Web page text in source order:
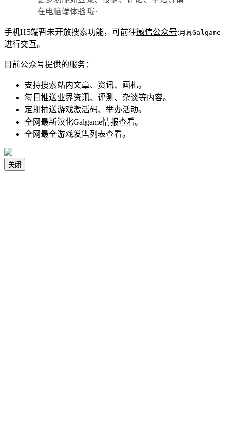
在电脑端体验哦~
手机H5端暂未开放搜索功能，可前往微信公众号: 月幕Galgame
进行交互。
目前公众号提供的服务：
支持搜索站内文章、资讯、画札。
每日推送业界资讯、评测、杂谈等内容。
定期抽送游戏激活码、举办活动。
全网最新汉化Galgame情报查看。
全网最全游戏发售列表查看。
关闭